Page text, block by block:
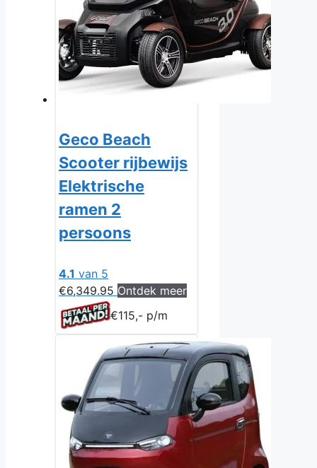
Geco Beach
Scooter rijbewijs
Elektrische
ramen 2
persoons
4.1 van 5
€6,349.95 Ontdek meer
€115,- p/m